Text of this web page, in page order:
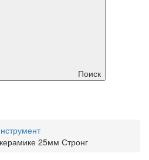
Поиск
25мм Стронг